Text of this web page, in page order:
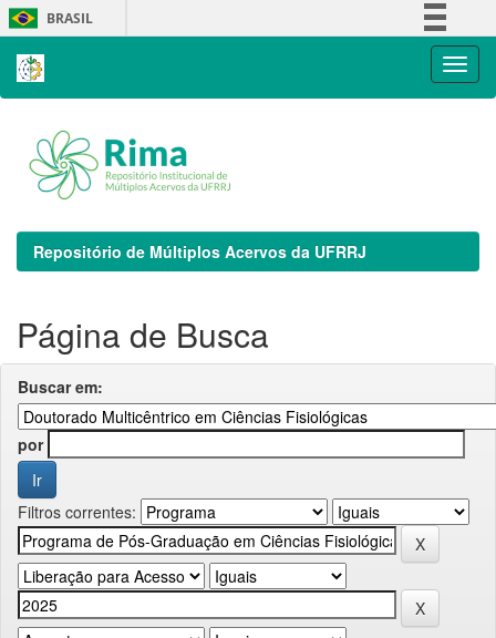
Skip
navigation
BRASIL
Repositório de Múltiplos Acervos da UFRRJ
Página de Busca
Buscar em:
por
Filtros correntes: